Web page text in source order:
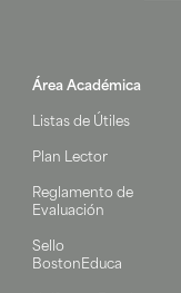
Área Académica
Listas de Útiles
Plan Lector
Reglamento de
Evaluación
Sello
BostonEduca